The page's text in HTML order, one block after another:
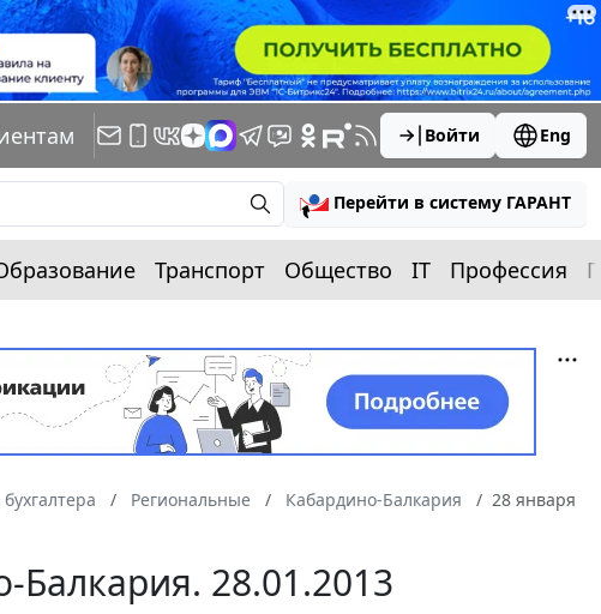
Войти Eng
Перейти в систему ГАРАНТ
Транспорт Общество IT Профессия
Региональные Кабардино-Балкария
28 января
28.01.2013